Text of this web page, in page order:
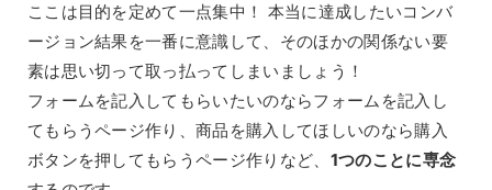
ここは目的を定めて一点集中！ 本当に達成したいコンバ
ージョン結果を一番に意識して、そのほかの関係ない要
素は思い切って取っ払ってしまいましょう！
フォームを記入してもらいたいのならフォームを記入し
てもらうページ作り、商品を購入してほしいのなら購入
ボタンを押してもらうページ作りなど、 1つのことに専念